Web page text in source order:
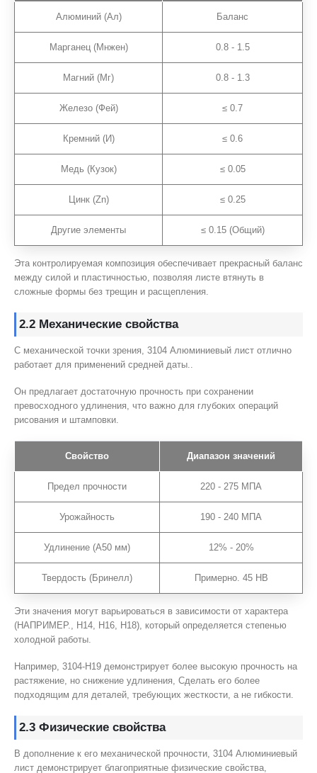
Алюминий (Ал) Баланс
Марганец (Мнжен) 0.8 - 1.5
Магний (Мг) 0.8 - 1.3
Железо (Фей) ≤ 0.7
Кремний (И) ≤ 0.6
Медь (Кузок) ≤ 0.05
Цинк (Zn) ≤ 0.25
Другие элементы ≤ 0.15 (Общий)
Эта контролируемая композиция обеспечивает прекрасный баланс
между силой и пластичностью, позволяя листе втянуть в
сложные формы без трещин и расщепления.
2.2 Механические свойства
С механической точки зрения, 3104 Алюминиевый лист отлично
работает для применений средней даты..
Он предлагает достаточную прочность при сохранении
превосходного удлинения, что важно для глубоких операций
рисования и штамповки.
Свойство Диапазон значений
Предел прочности 220 - 275 МПА
Урожайность 190 - 240 МПА
Удлинение (A50 мм) 12% - 20%
Твердость (Бринелл) Примерно. 45 HB
Эти значения могут варьироваться в зависимости от характера
(НАПРИМЕР., H14, H16, H18), который определяется степенью
холодной работы.
Например, 3104-H19 демонстрирует более высокую прочность на
растяжение, но снижение удлинения, Сделать его более
подходящим для деталей, требующих жесткости, а не гибкости.
2.3 Физические свойства
В дополнение к его механической прочности, 3104 Алюминиевый
лист демонстрирует благоприятные физические свойства,